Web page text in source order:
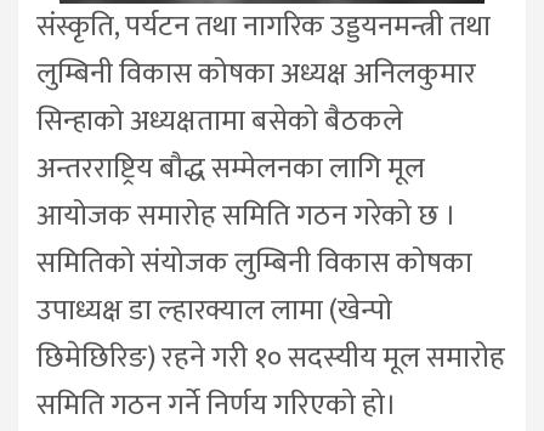
संस्कृति, पर्यटन तथा नागरिक उड्डयनमन्त्री तथा
लुम्बिनी विकास कोषका अध्यक्ष अनिलकुमार
सिन्हाको अध्यक्षतामा बसेको बैठकले
अन्तरराष्ट्रिय बौद्ध सम्मेलनका लागि मूल
आयोजक समारोह समिति गठन गरेको छ ।
समितिको संयोजक लुम्बिनी विकास कोषका
उपाध्यक्ष डा ल्हारक्याल लामा (खेन्पो
छिमेछिरिङ) रहने गरी १० सदस्यीय मूल समारोह
समिति गठन गर्ने निर्णय गरिएको हो।